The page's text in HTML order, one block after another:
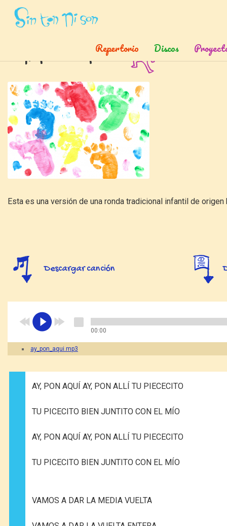
Repertorio Discos
Inicio » Canciones » Ay Pon Aqui
Ay, pon aquí
Esta es una versión de una ronda tradicional infantil de
Descargar canción
00:00
ay_pon_aqui.mp3
AY, PON AQUÍ AY, PON ALLÍ TU PIECECITO
TU PICECITO BIEN JUNTITO CON EL MÍO
AY, PON AQUÍ AY, PON ALLÍ TU PIECECITO
TU PICECITO BIEN JUNTITO CON EL MÍO
VAMOS A DAR LA MEDIA VUELTA